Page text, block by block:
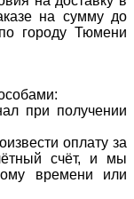
на сумму до
городу Тюмени
при получении
оплату за
счёт, и мы
времени или